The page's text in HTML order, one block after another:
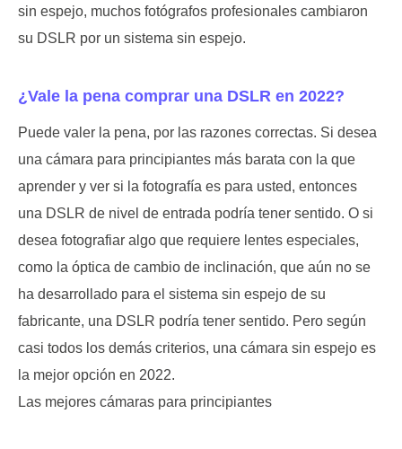
sin espejo, muchos fotógrafos profesionales cambiaron
su DSLR por un sistema sin espejo.
¿Vale la pena comprar una DSLR en 2022?
Puede valer la pena, por las razones correctas. Si desea
una cámara para principiantes más barata con la que
aprender y ver si la fotografía es para usted, entonces
una DSLR de nivel de entrada podría tener sentido. O si
desea fotografiar algo que requiere lentes especiales,
como la óptica de cambio de inclinación, que aún no se
ha desarrollado para el sistema sin espejo de su
fabricante, una DSLR podría tener sentido. Pero según
casi todos los demás criterios, una cámara sin espejo es
la mejor opción en 2022.
Las mejores cámaras para principiantes